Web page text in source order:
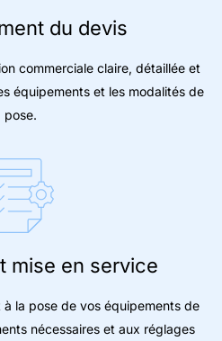
du devis
commerciale claire, détaillée et
équipements et les modalités de
pose.
mise en service
la pose de vos équipements de
nécessaires et aux réglages